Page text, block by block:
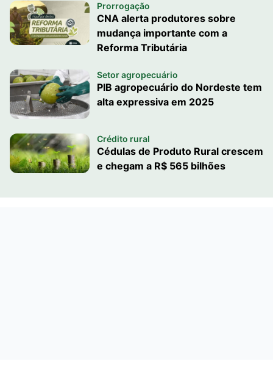
Prorrogação
CNA alerta produtores sobre
mudança importante com a
Reforma Tributária
Setor agropecuário
PIB agropecuário do Nordeste tem
alta expressiva em 2025
Crédito rural
Cédulas de Produto Rural crescem
e chegam a R$ 565 bilhões